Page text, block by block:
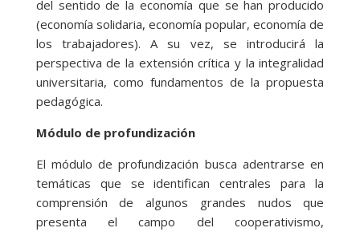
del sentido de la economía que se han producido
(economía solidaria, economía popular, economía de
los trabajadores). A su vez, se introducirá la
perspectiva de la extensión crítica y la integralidad
universitaria, como fundamentos de la propuesta
pedagógica.
Módulo de profundización
El módulo de profundización busca adentrarse en
temáticas que se identifican centrales para la
comprensión de algunos grandes nudos que
presenta el campo del cooperativismo,